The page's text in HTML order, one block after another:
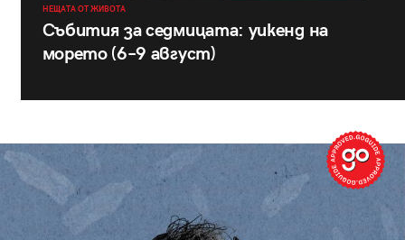
НЕЩАТА ОТ ЖИВОТА
Събития за седмицата: уикенд на
морето (6–9 август)